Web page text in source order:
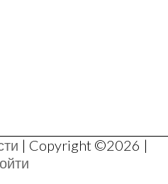
| Copyright ©2026 |